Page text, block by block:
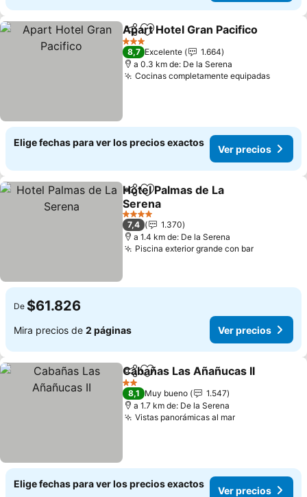
CompartirAgregar a favoritos
Apart Hotel Gran Pacifico
3 Estrellas
8,7 Excelente
1.664
a 0.3 km de: De la Serena
Cocinas completamente equipadas
Elige fechas para ver los precios exactos
Ver precios
CompartirAgregar a favoritos
Hotel Palmas de La
Serena
4 Estrellas
7,4
1.370
a 1.4 km de: De la Serena
Piscina exterior grande con bar
De $61.826
Mira precios de 2 páginas Ver precios
CompartirAgregar a favoritos
Cabañas Las Añañucas II
2 Estrellas
8,1 Muy bueno
1.547
a 1.7 km de: De la Serena
Vistas panorámicas al mar
Elige fechas para ver los precios exactos
Ver precios